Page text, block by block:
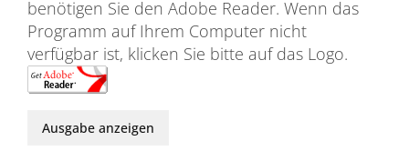
benötigen Sie den Adobe Reader. Wenn das
Programm auf Ihrem Computer nicht
verfügbar ist, klicken Sie bitte auf das Logo.
Ausgabe anzeigen